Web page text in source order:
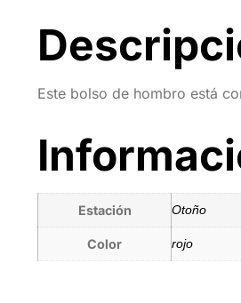
Este bolso de hombro está
Estación Otoño
Color rojo